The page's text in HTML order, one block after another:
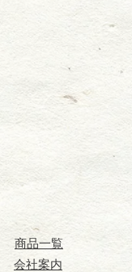
​商品一覧
会社案内